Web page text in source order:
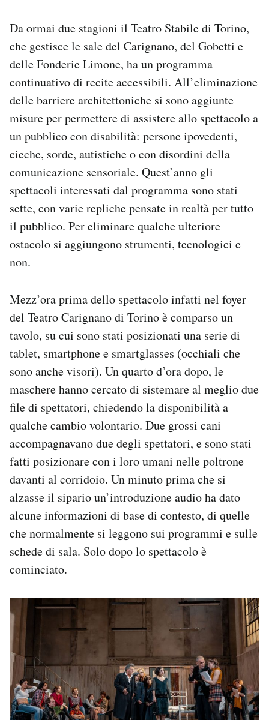
Da ormai due stagioni il Teatro Stabile di Torino,
che gestisce le sale del Carignano, del Gobetti e
delle Fonderie Limone, ha un programma
continuativo di recite accessibili. All’eliminazione
delle barriere architettoniche si sono aggiunte
misure per permettere di assistere allo spettacolo a
un pubblico con disabilità: persone ipovedenti,
cieche, sorde, autistiche o con disordini della
comunicazione sensoriale. Quest’anno gli
spettacoli interessati dal programma sono stati
sette, con varie repliche pensate in realtà per tutto
il pubblico. Per eliminare qualche ulteriore
ostacolo si aggiungono strumenti, tecnologici e
non.
Mezz’ora prima dello spettacolo infatti nel foyer
del Teatro Carignano di Torino è comparso un
tavolo, su cui sono stati posizionati una serie di
tablet, smartphone e smartglasses (occhiali che
sono anche visori). Un quarto d’ora dopo, le
maschere hanno cercato di sistemare al meglio due
file di spettatori, chiedendo la disponibilità a
qualche cambio volontario. Due grossi cani
accompagnavano due degli spettatori, e sono stati
fatti posizionare con i loro umani nelle poltrone
davanti al corridoio. Un minuto prima che si
alzasse il sipario un’introduzione audio ha dato
alcune informazioni di base di contesto, di quelle
che normalmente si leggono sui programmi e sulle
schede di sala. Solo dopo lo spettacolo è
cominciato.